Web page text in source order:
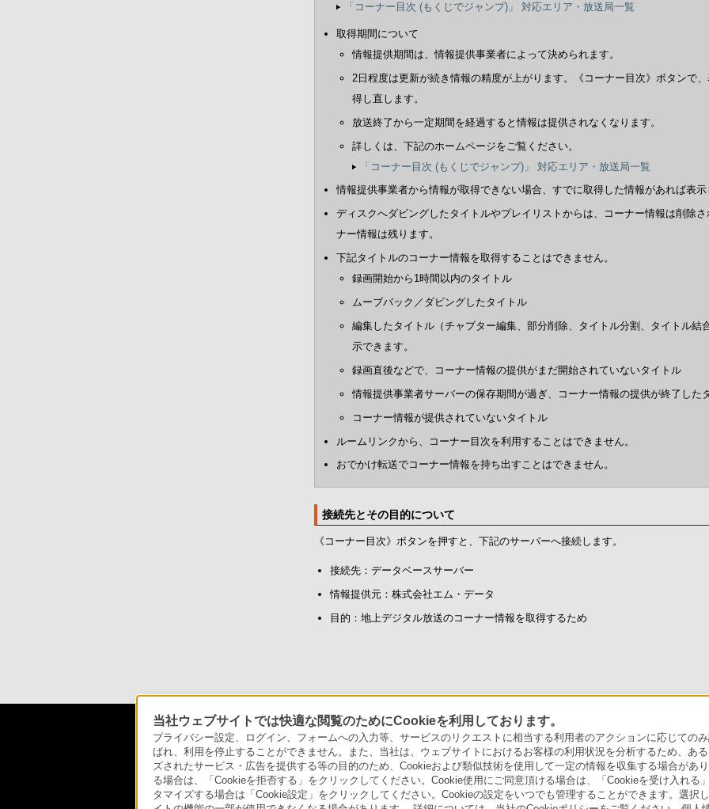
「コーナー目次 (もくじでジャンプ)」 対応エリア・放送局一覧
取得期間について
情報提供期間は、情報提供事業者によって決められます。
2日程度は更新が続き情報の精度が上がります。《コーナー目次》ボタンで
得し直します。
放送終了から一定期間を経過すると情報は提供されなくなります。
詳しくは、下記のホームページをご覧ください。
「コーナー目次 (もくじでジャンプ)」 対応エリア・放送局一覧
情報提供事業者から情報が取得できない場合、すでに取得した情報があれば表示
ディスクへダビングしたタイトルやプレイリストからは、コーナー情報は削除
ナー情報は残ります。
下記タイトルのコーナー情報を取得することはできません。
録画開始から1時間以内のタイトル
ムーブバック／ダビングしたタイトル
編集したタイトル（チャプター編集、部分削除、タイトル分割、タイトル結
示できます。
録画直後などで、コーナー情報の提供がまだ開始されていないタイトル
情報提供事業者サーバーの保存期間が過ぎ、コーナー情報の提供が終了した
コーナー情報が提供されていないタイトル
ルームリンクから、コーナー目次を利用することはできません。
おでかけ転送でコーナー情報を持ち出すことはできません。
接続先とその目的について
《コーナー目次》ボタンを押すと、下記のサーバーへ接続します。
接続先：データベースサーバー
情報提供元：株式会社エム・データ
目的：地上デジタル放送のコーナー情報を取得するため
当社ウェブサイトでは快適な閲覧のためにCookieを利用しております。
プライバシー設定、ログイン、フォームへの入力等、サービスのリクエストに相当する利用者のアクションに応じての
ばれ、利用を停止することができません。また、当社は、ウェブサイトにおけるお客様の利用状況を分析するため、あ
ズされたサービス・広告を提供する等の目的のため、Cookieおよび類似技術を使用して一定の情報を収集する場合があ
る場合は、「Cookieを拒否する」をクリックしてください。Cookie使用にご同意頂ける場合は、「Cookieを受け入れる
タマイズする場合は「Cookie設定」をクリックしてください。Cookieの設定をいつでも管理することができます。選択
ソニーストアでのお買い物にあたって セキュリティ・ブラウザ環境 特定商取
日本
会社情報 採用情報 特約店のご案内 ニュー